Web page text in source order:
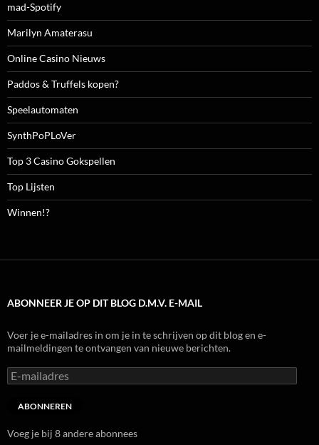
mad-Spotify
Marilyn Amaterasu
Online Casino Nieuws
Paddos & Truffels kopen?
Speelautomaten
SynthPoPLoVer
Top 3 Casino Gokspellen
Top Lijsten
Winnen!?
ABONNEER JE OP DIT BLOG D.M.V. E-MAIL
Voer je e-mailadres in om je in te schrijven op dit blog en e-
mailmeldingen te ontvangen van nieuwe berichten.
E-
mailadres
ABONNEREN
Voeg je bij 8 andere abonnees